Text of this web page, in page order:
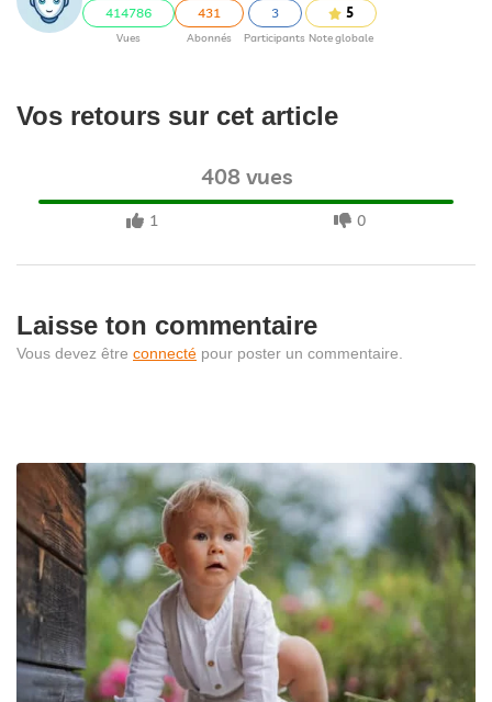
414786
Vues
431
Abonnés
3
Participants
5
Note globale
Vos retours sur cet article
408 vues
1 0
Laisse ton commentaire
Vous devez être connecté pour poster un commentaire.